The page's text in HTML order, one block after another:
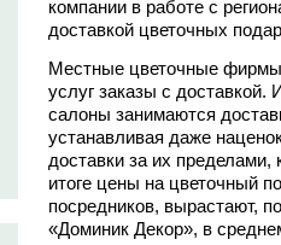
компании в работе с
доставкой цветочных
Местные цветочные фирмы
услуг заказы с доставкой.
салоны занимаются
устанавливая даже
доставки за их
итоге цены на цветочный
посредников, вырастают,
«Доминик Декор», в